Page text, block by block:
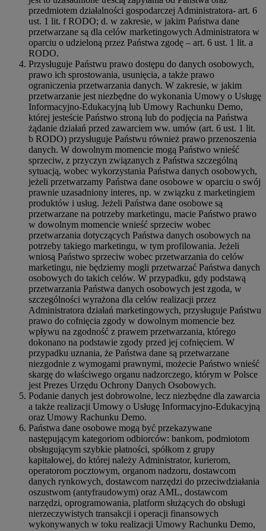
przedmiotem działalności gospodarczej Administratora- art. 6
ust. 1 lit. f RODO; d. w zakresie, w jakim Państwa dane
przetwarzane są dla celów marketingowych Administratora w
oparciu o udzieloną przez Państwa zgodę – art. 6 ust. 1 lit. a
RODO.
Przysługuje Państwu prawo dostępu do danych osobowych,
prawo ich sprostowania, usunięcia, a także prawo
ograniczenia przetwarzania danych. W zakresie, w jakim
przetwarzanie jest niezbędne do wykonania Umowy o Usługę
Informacyjno-Edukacyjną lub Umowy Rachunku Demo,
której jesteście Państwo stroną lub do podjęcia na Państwa
żądanie działań przed zawarciem ww. umów (art. 6 ust. 1 lit.
b RODO) przysługuje Państwu również prawo przenoszenia
danych. W dowolnym momencie mogą Państwo wnieść
sprzeciw, z przyczyn związanych z Państwa szczególną
sytuacją, wobec wykorzystania Państwa danych osobowych,
jeżeli przetwarzamy Państwa dane osobowe w oparciu o swój
prawnie uzasadniony interes, np. w związku z marketingiem
produktów i usług. Jeżeli Państwa dane osobowe są
przetwarzane na potrzeby marketingu, macie Państwo prawo
w dowolnym momencie wnieść sprzeciw wobec
przetwarzania dotyczących Państwa danych osobowych na
potrzeby takiego marketingu, w tym profilowania. Jeżeli
wniosą Państwo sprzeciw wobec przetwarzania do celów
marketingu, nie będziemy mogli przetwarzać Państwa danych
osobowych do takich celów. W przypadku, gdy podstawą
przetwarzania Państwa danych osobowych jest zgoda, w
szczególności wyrażona dla celów realizacji przez
Administratora działań marketingowych, przysługuje Państwu
prawo do cofnięcia zgody w dowolnym momencie bez
wpływu na zgodność z prawem przetwarzania, którego
dokonano na podstawie zgody przed jej cofnięciem. W
przypadku uznania, że Państwa dane są przetwarzane
niezgodnie z wymogami prawnymi, możecie Państwo wnieść
skargę do właściwego organu nadzorczego, którym w Polsce
jest Prezes Urzędu Ochrony Danych Osobowych.
Podanie danych jest dobrowolne, lecz niezbędne dla zawarcia
a także realizacji Umowy o Usługę Informacyjno-Edukacyjną
oraz Umowy Rachunku Demo.
Państwa dane osobowe mogą być przekazywane
następującym kategoriom odbiorców: bankom, podmiotom
obsługującym szybkie płatności, spółkom z grupy
kapitałowej, do której należy Administrator, kurierom,
operatorom pocztowym, organom nadzoru, dostawcom
danych rynkowych, dostawcom narzędzi do przeciwdziałania
oszustwom (antyfraudowym) oraz AML, dostawcom
narzędzi, oprogramowania, platform służących do obsługi
nierzeczywistych transakcji i operacji finansowych
wykonywanych w toku realizacji Umowy Rachunku Demo,